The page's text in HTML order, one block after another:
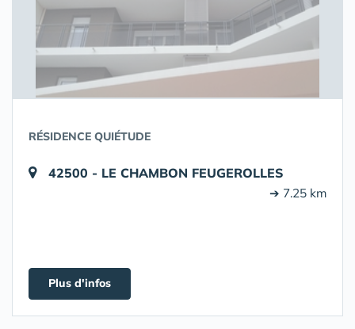
RÉSIDENCE QUIÉTUDE
42500 - LE CHAMBON FEUGEROLLES
➔ 7.25 km
Plus d'infos